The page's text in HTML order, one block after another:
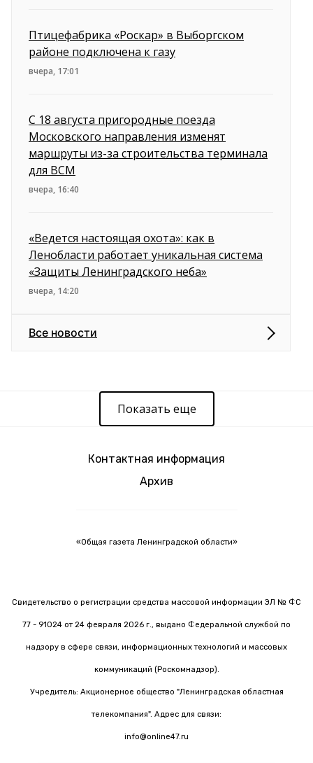
Птицефабрика «Роскар» в Выборгском
районе подключена к газу
вчера, 17:01
С 18 августа пригородные поезда
Московского направления изменят
маршруты из-за строительства терминала
для ВСМ
вчера, 16:40
«Ведется настоящая охота»: как в
Ленобласти работает уникальная система
«Защиты Ленинградского неба»
вчера, 14:20
Все новости
Показать еще
Контактная информация
Архив
«Общая газета Ленинградской области»
Свидетельство о регистрации средства массовой информации ЭЛ № ФС
77 - 91024 от 24 февраля 2026 г., выдано Федеральной службой по
надзору в сфере связи, информационных технологий и массовых
коммуникаций (Роскомнадзор).
Учредитель: Акционерное общество "Ленинградская областная
телекомпания". Адрес для связи:
info@online47.ru